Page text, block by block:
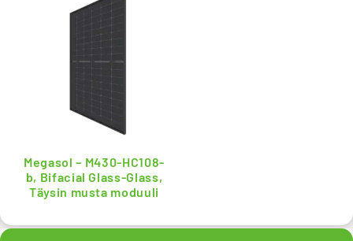
Megasol – M430-HC108-
b, Bifacial Glass-Glass,
Täysin musta moduuli